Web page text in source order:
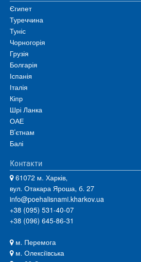
Єгипет
Туреччина
Туніс
Чорногорія
Грузія
Болгарія
Іспанія
Італія
Кіпр
Шрі Ланка
ОАЕ
В’єтнам
Балі
Контакти
61072 м. Харків,
вул. Отакара Яроша, б. 27
info@poehalisnami.kharkov.ua
+38 (095) 531-40-07
+38 (096) 645-86-31
м. Перемога
м. Олексіївська